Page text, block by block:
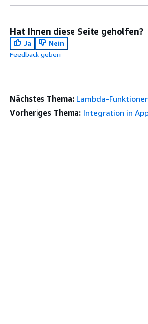
Hat Ihnen diese Seite geholfen?
Ja
Nein
Feedback geben
Nächstes Thema: Lambda-Funktionen
Vorheriges Thema: Integration in